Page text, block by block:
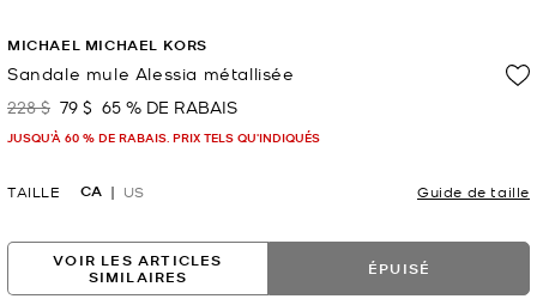
MICHAEL MICHAEL KORS
Sandale mule Alessia métallisée
était
228 $ maintenant
79 $ 65 % DE RABAIS
JUSQU’À 60 % DE RABAIS. PRIX TELS QU'INDIQUÉS
TAILLE CA US Guide de taille
VOIR LES ARTICLES
SIMILAIRES
ÉPUISÉ